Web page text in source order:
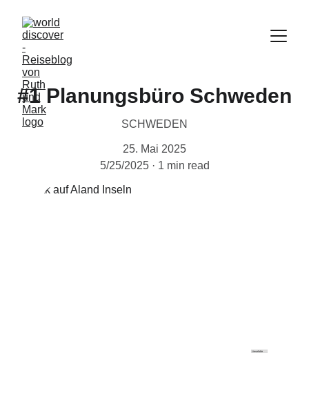
#1 Planungsbüro Schweden
SCHWEDEN
25. Mai 2025
5/25/2025
1 min read
Lieselotte